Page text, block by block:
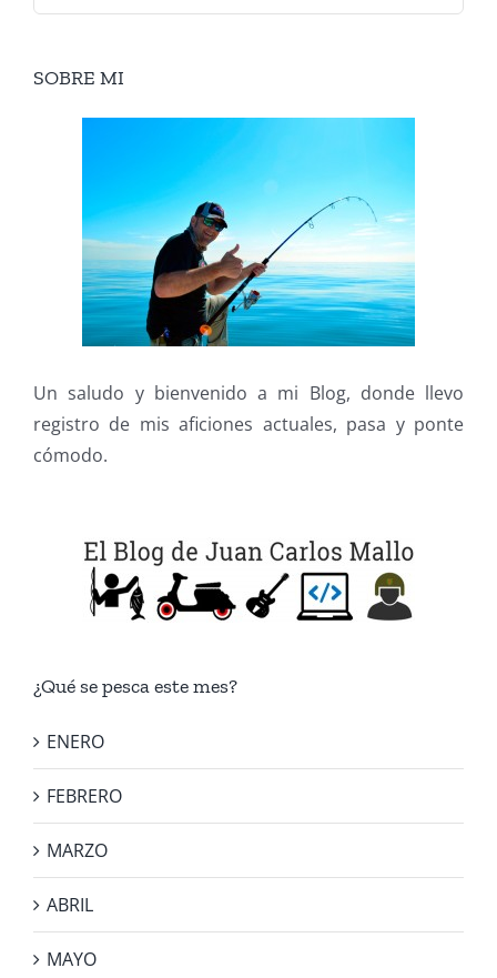
SOBRE MI
Un saludo y bienvenido a mi Blog, donde llevo
registro de mis aficiones actuales, pasa y ponte
cómodo.
¿Qué se pesca este mes?
ENERO
FEBRERO
MARZO
ABRIL
MAYO